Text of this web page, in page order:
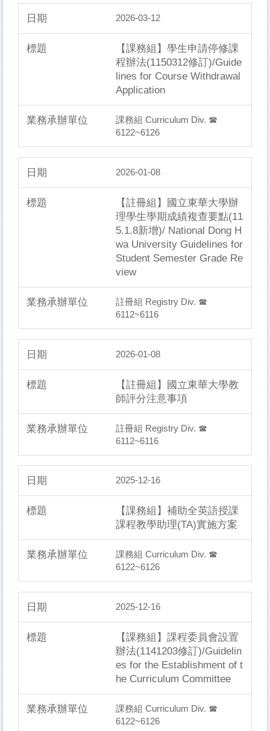
2026-03-12
【課務組】學生申請停修課
程辦法(1150312修訂)/Guide
lines for Course Withdrawal
Application
課務組 Curriculum Div. ☎
6122~6126
2026-01-08
【註冊組】國立東華大學辦
理學生學期成績複查要點(11
5.1.8新增)/ National Dong H
wa University Guidelines for
Student Semester Grade Re
view
註冊組 Registry Div. ☎
6112~6116
2026-01-08
【註冊組】國立東華大學教
師評分注意事項
註冊組 Registry Div. ☎
6112~6116
2025-12-16
【課務組】補助全英語授課
課程教學助理(TA)實施方案
課務組 Curriculum Div. ☎
6122~6126
2025-12-16
【課務組】課程委員會設置
辦法(1141203修訂)/Guidelin
es for the Establishment of t
he Curriculum Committee
課務組 Curriculum Div. ☎
6122~6126